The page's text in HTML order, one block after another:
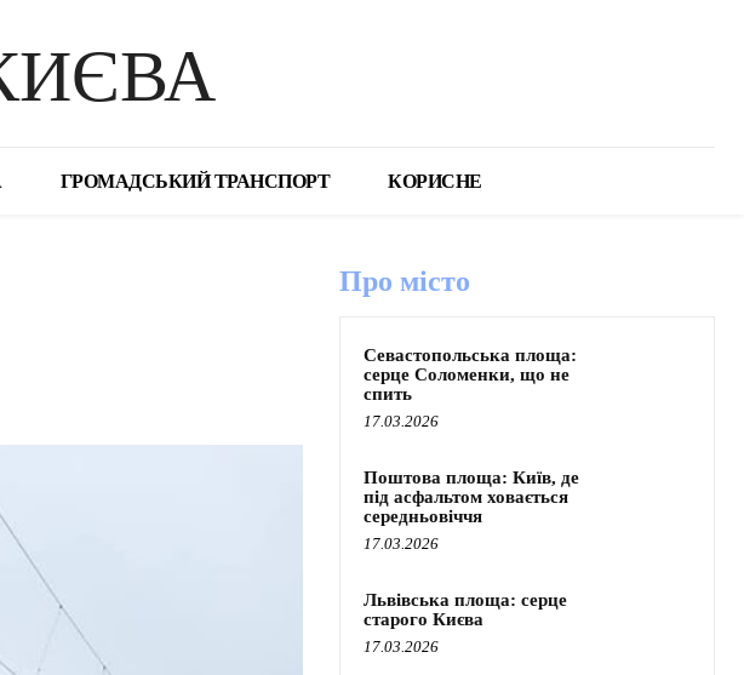
ГРОМАДСЬКИЙ ТРАНСПОРТ КОРИСНЕ
Про місто
Севастопольська площа:
серце Соломенки, що не
спить
17.03.2026
Поштова площа: Київ, де
під асфальтом ховається
середньовіччя
17.03.2026
Львівська площа: серце
старого Києва
17.03.2026